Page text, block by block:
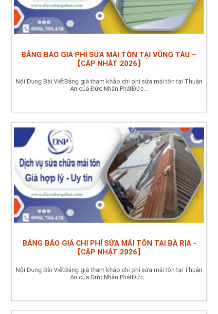
BẢNG BÁO GIÁ PHÍ SỬA MÁI TÔN TẠI VŨNG TÀU –
【CẬP NHẬT 2026】
Nội Dung Bài ViếtBảng giá tham khảo chi phí sửa mái tôn tại Thuận
An của Đức Nhân PhátĐức...
BẢNG BÁO GIÁ CHI PHÍ SỬA MÁI TÔN TẠI BÀ RỊA -
【CẬP NHẬT 2026】
Nội Dung Bài ViếtBảng giá tham khảo chi phí sửa mái tôn tại Thuận
An của Đức Nhân PhátĐức...